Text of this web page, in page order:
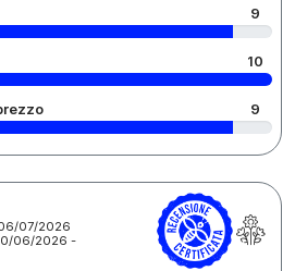
9
10
9
07/2026
06/2026 -